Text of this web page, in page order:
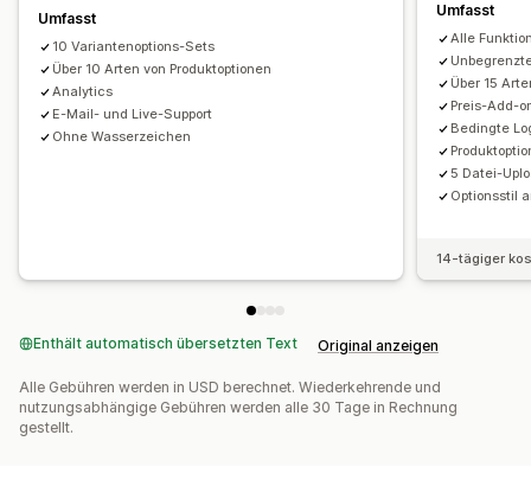
Bedingte Preisgestaltung
Add-ons
Variantenaufschläge Einrichtungsgebühren
Inventar
Ausverkaufte Artikel ausblenden
Anzeige der verfügbaren Artikel
Umfasst
10 Variantenoptions-Sets
Über 10 Arten von Produktoptionen
Analytics
E-Mail- und Live-Support
Ohne Wasserzeichen
Umfasst
Alle
Über 15
Preis-Add-
Bedingte
5 Datei-
Optionsstil
14-tägiger
Enthält automatisch übersetzten Text Original anzeigen
Alle Gebühren werden in USD berechnet. Wiederkehrende und
nutzungsabhängige Gebühren werden alle 30 Tage in Rechnung
gestellt.